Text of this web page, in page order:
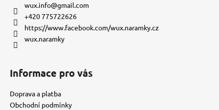
wux.info@gmail.com
+420 775722626
https://www.facebook.com/wux.naramky.cz
wux.naramky
Informace pro vás
Doprava a platba
Obchodní podmínky